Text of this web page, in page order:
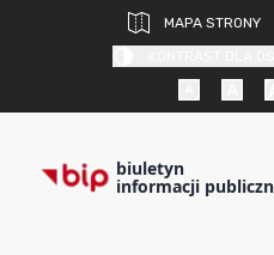
MAPA STRONY
biuletyn
informacji